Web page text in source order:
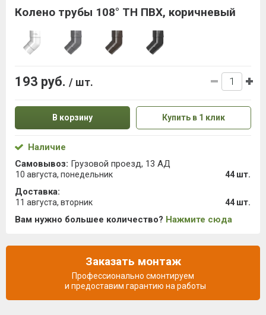
Колено трубы 108° ТН ПВХ, коричневый
193 руб. / шт.
В корзину Купить в 1 клик
Наличие
Самовывоз: Грузовой проезд, 13 АД
10 августа, понедельник 44 шт.
Доставка:
11 августа, вторник 44 шт.
Вам нужно большее количество? Нажмите сюда
Заказать монтаж
Профессионально смонтируем
и предоставим гарантию на работы